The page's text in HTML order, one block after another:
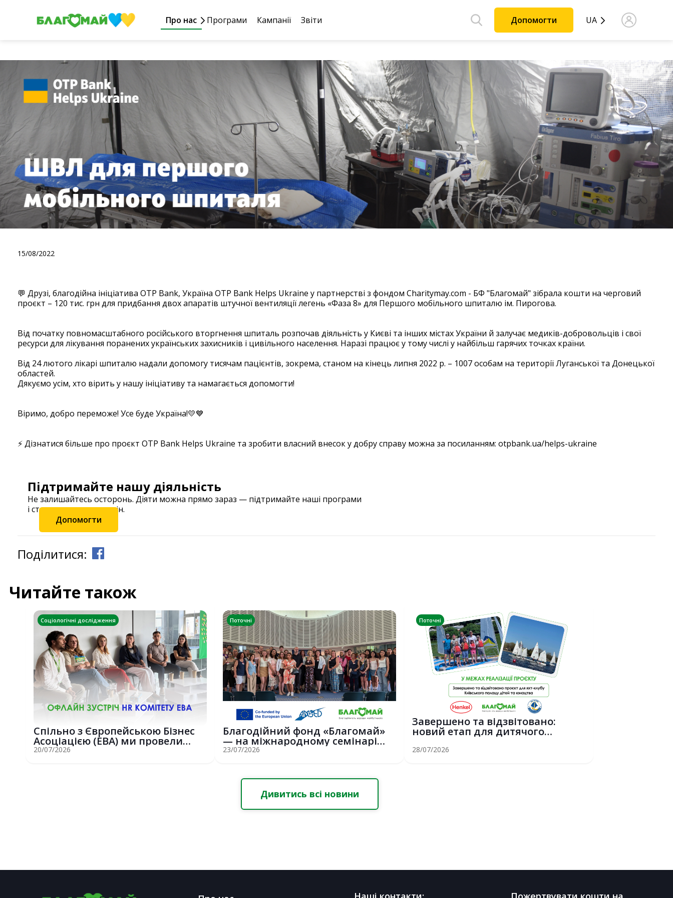
Про нас Програми Кампанії Звіти Допомогти UA
15/08/2022
💬 Друзі, благодійна ініціатива OTP Bank, Україна OTP Bank Helps Ukraine у партнерстві з фондом Charitymay.com - БФ "Благомай" зібрала кошти на черговий
проєкт – 120 тис. грн для придбання двох апаратів штучної вентиляції легень «Фаза 8» для Першого мобільного шпиталю ім. Пирогова.
Від початку повномасштабного російського вторгнення шпиталь розпочав діяльність у Києві та інших містах України й залучає медиків-добровольців і свої
ресурси для лікування поранених українських захисників і цивільного населення. Наразі працює у тому числі у найбільш гарячих точках країни.
Від 24 лютого лікарі шпиталю надали допомогу тисячам пацієнтів, зокрема, станом на кінець липня 2022 р. – 1007 особам на території Луганської та Донецької
областей.
Дякуємо усім, хто вірить у нашу ініціативу та намагається допомогти!
Віримо, добро переможе! Усе буде Україна!💛💙
⚡️ Дізнатися більше про проєкт OTP Bank Helps Ukraine та зробити власний внесок у добру справу можна за посиланням: otpbank.ua/helps-ukraine
Підтримайте нашу діяльність
Не залишайтесь осторонь. Діяти можна прямо зараз — підтримайте наші програми
і станьте частиною змін.
Допомогти
Поділитися:
Читайте також
Соціологічні дослідження
Спільно з Європейською Бізнес
Асоціацією (EBA) ми провели
потужну о...
20/07/2026
Поточні
Благодійний фонд «Благомай»
— на міжнародному семінарі
Erasmus+ у С...
23/07/2026
Поточні
Завершено та відзвітовано:
новий етап для дитячого
вітрильного спор...
28/07/2026
Дивитись всі новини